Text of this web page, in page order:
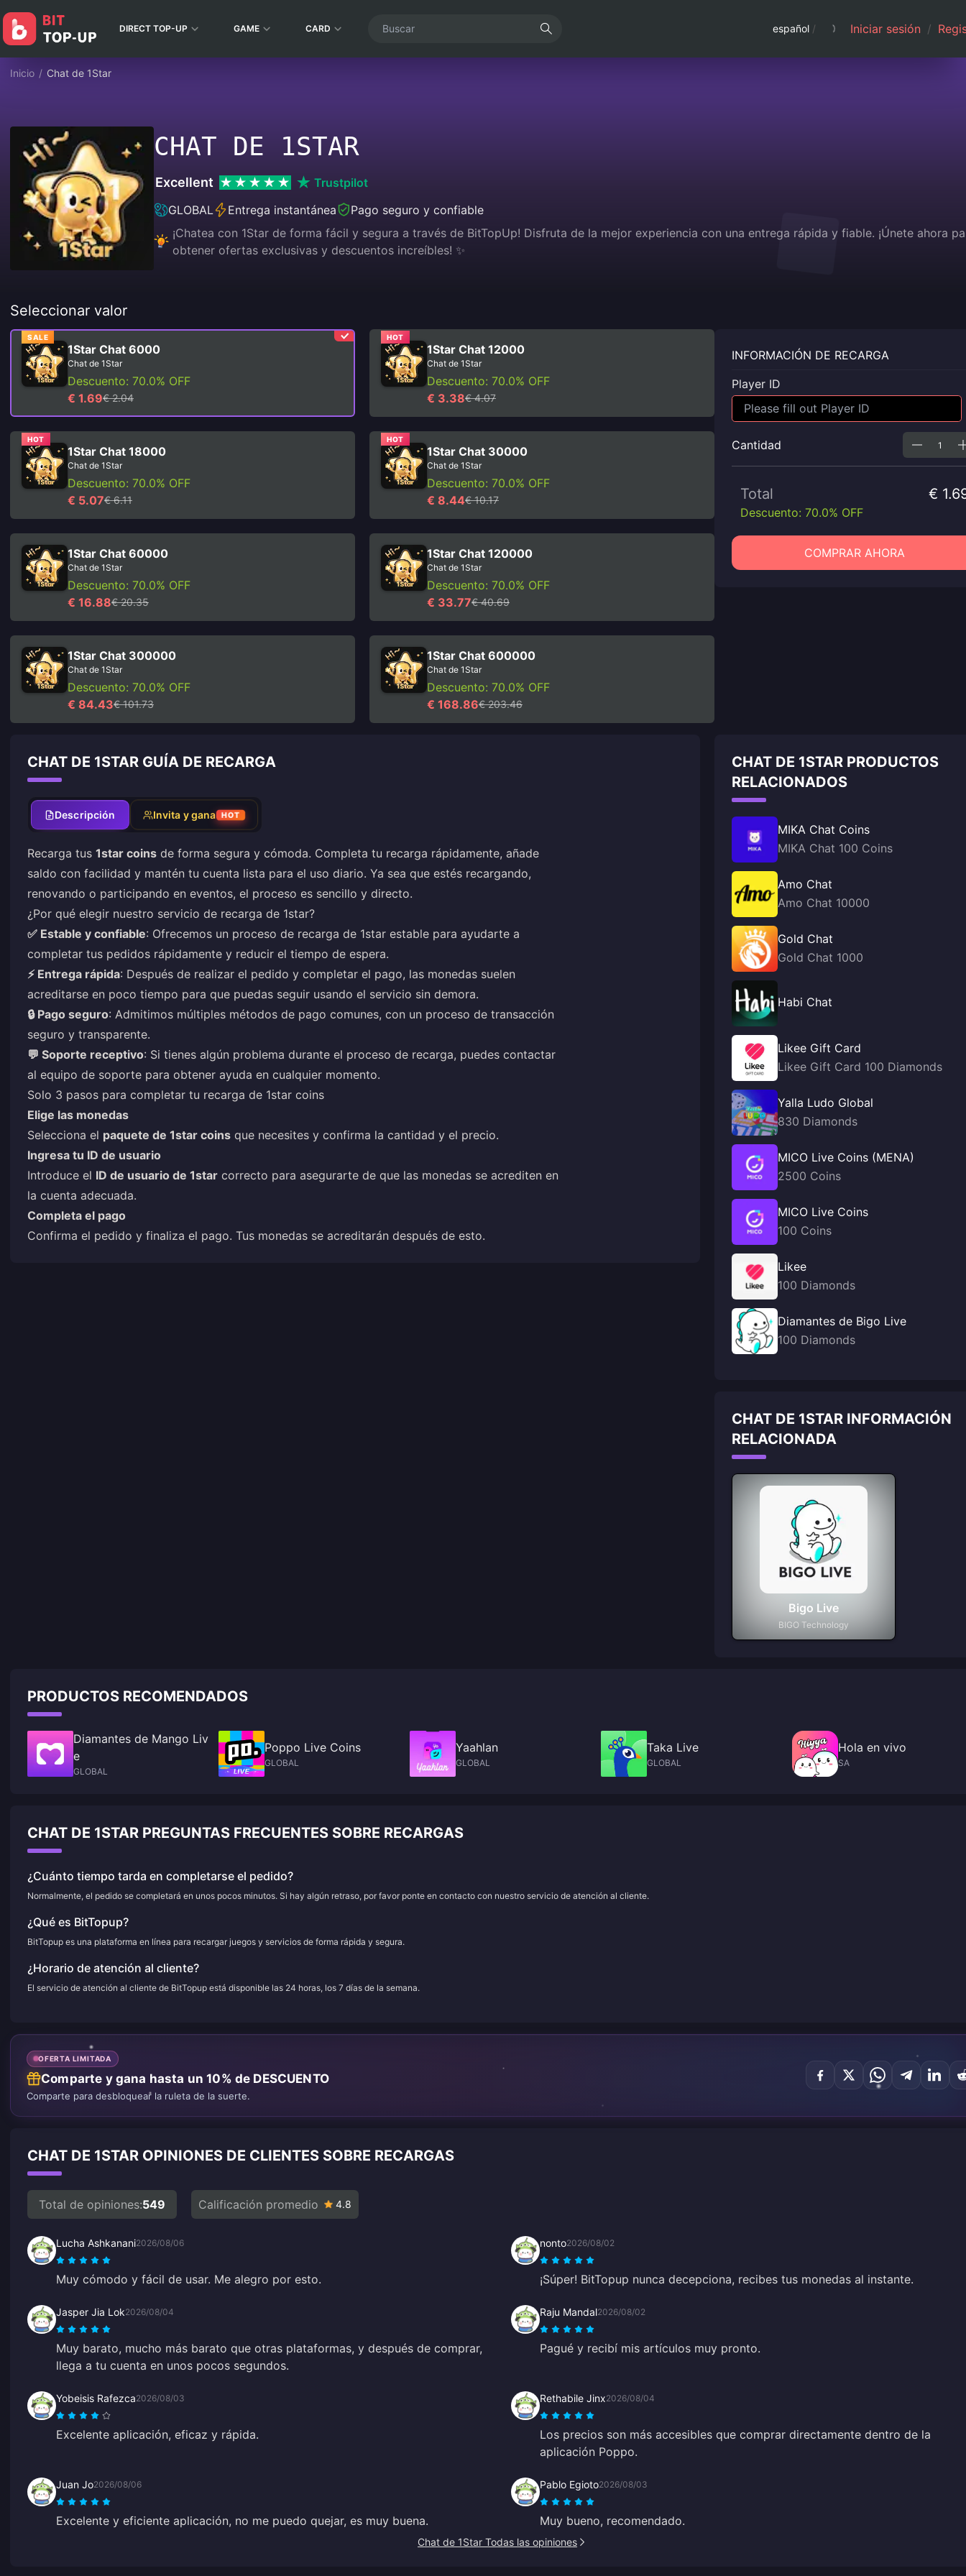
DIRECT TOP-UP GAME CARD español / Iniciar sesión /
Inicio / Chat de 1Star
CHAT DE 1STAR
Excellent
Trustpilot
GLOBAL
Entrega instantánea
Pago seguro y confiable
¡Chatea con 1Star de forma fácil y segura a través de BitTopUp! Disfruta de la mejor experiencia con una entrega rápida y fiable. ¡Únete ahora
obtener ofertas exclusivas y descuentos increíbles! ✨
Seleccionar valor
SALE
1Star Chat 6000
Chat de 1Star
Descuento: 70.0% OFF
€ 1.69€ 2.04
HOT
1Star Chat 12000
Chat de 1Star
Descuento: 70.0% OFF
€ 3.38€ 4.07
HOT
1Star Chat 18000
Chat de 1Star
Descuento: 70.0% OFF
€ 5.07€ 6.11
HOT
1Star Chat 30000
Chat de 1Star
Descuento: 70.0% OFF
€ 8.44€ 10.17
1Star Chat 60000
Chat de 1Star
Descuento: 70.0% OFF
€ 16.88€ 20.35
1Star Chat 120000
Chat de 1Star
Descuento: 70.0% OFF
€ 33.77€ 40.69
1Star Chat 300000
Chat de 1Star
Descuento: 70.0% OFF
€ 84.43€ 101.73
1Star Chat 600000
Chat de 1Star
Descuento: 70.0% OFF
€ 168.86€ 203.46
INFORMACIÓN DE RECARGA
Player ID
Cantidad
Total €
Descuento: 70.0% OFF
COMPRAR AHORA
CHAT DE 1STAR GUÍA DE RECARGA
Descripción Invita y gana HOT
Recarga tus 1star coins de forma segura y cómoda. Completa tu recarga rápidamente, añade
saldo con facilidad y mantén tu cuenta lista para el uso diario. Ya sea que estés recargando,
renovando o participando en eventos, el proceso es sencillo y directo.
¿Por qué elegir nuestro servicio de recarga de 1star?
✅ Estable y confiable: Ofrecemos un proceso de recarga de 1star estable para ayudarte a
completar tus pedidos rápidamente y reducir el tiempo de espera.
⚡ Entrega rápida: Después de realizar el pedido y completar el pago, las monedas suelen
acreditarse en poco tiempo para que puedas seguir usando el servicio sin demora.
🔒 Pago seguro: Admitimos múltiples métodos de pago comunes, con un proceso de transacción
seguro y transparente.
💬 Soporte receptivo: Si tienes algún problema durante el proceso de recarga, puedes contactar
al equipo de soporte para obtener ayuda en cualquier momento.
Solo 3 pasos para completar tu recarga de 1star coins
Elige las monedas
Selecciona el paquete de 1star coins que necesites y confirma la cantidad y el precio.
Ingresa tu ID de usuario
Introduce el ID de usuario de 1star correcto para asegurarte de que las monedas se acrediten en
la cuenta adecuada.
Completa el pago
Confirma el pedido y finaliza el pago. Tus monedas se acreditarán después de esto.
CHAT DE 1STAR PRODUCTOS
RELACIONADOS
MIKA Chat Coins
MIKA Chat 100 Coins
Amo Chat
Amo Chat 10000
Gold Chat
Gold Chat 1000
Habi Chat
Likee Gift Card
Likee Gift Card 100 Diamonds
Yalla Ludo Global
830 Diamonds
MICO Live Coins (MENA)
2500 Coins
MICO Live Coins
100 Coins
Likee
100 Diamonds
Diamantes de Bigo Live
100 Diamonds
CHAT DE 1STAR INFORMACIÓN
RELACIONADA
Bigo Live
BIGO Technology
PRODUCTOS RECOMENDADOS
Diamantes de Mango Liv
e
GLOBAL
Poppo Live Coins
GLOBAL
Yaahlan
GLOBAL
Taka Live
GLOBAL
Hola en vivo
SA
CHAT DE 1STAR PREGUNTAS FRECUENTES SOBRE RECARGAS
¿Cuánto tiempo tarda en completarse el pedido?
Normalmente, el pedido se completará en unos pocos minutos. Si hay algún retraso, por favor ponte en contacto con nuestro servicio de atención al cliente.
¿Qué es BitTopup?
BitTopup es una plataforma en línea para recargar juegos y servicios de forma rápida y segura.
¿Horario de atención al cliente?
El servicio de atención al cliente de BitTopup está disponible las 24 horas, los 7 días de la semana.
OFERTA LIMITADA
Comparte y gana hasta un 10% de DESCUENTO
Comparte para desbloquear la ruleta de la suerte.
CHAT DE 1STAR OPINIONES DE CLIENTES SOBRE RECARGAS
Total de opiniones:549 Calificación promedio 4.8
Lucha Ashkanani2026/08/06
Muy cómodo y fácil de usar. Me alegro por esto.
nonto2026/08/02
¡Súper! BitTopup nunca decepciona, recibes tus monedas al instante.
Jasper Jia Lok2026/08/04
Muy barato, mucho más barato que otras plataformas, y después de comprar,
llega a tu cuenta en unos pocos segundos.
Raju Mandal2026/08/02
Pagué y recibí mis artículos muy pronto.
Yobeisis Rafezca2026/08/03
Excelente aplicación, eficaz y rápida.
Rethabile Jinx2026/08/04
Los precios son más accesibles que comprar directamente dentro de la
aplicación Poppo.
Juan Jo2026/08/06
Excelente y eficiente aplicación, no me puedo quejar, es muy buena.
Pablo Egioto2026/08/03
Muy bueno, recomendado.
Chat de 1Star Todas las opiniones